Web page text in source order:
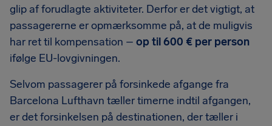
glip af forudlagte aktiviteter. Derfor er det vigtigt, at
passagererne er opmærksomme på, at de muligvis
har ret til kompensation – op til600 € per person
ifølge EU-lovgivningen.
Selvom passagerer på forsinkede afgange fra
Barcelona Lufthavn tæller timerne indtil afgangen,
er det forsinkelsen på destinationen, der tæller i